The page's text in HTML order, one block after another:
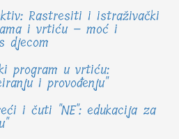
Rastresiti i istraživački
i vrtiću – moć i
djecom
program u vrtiću:
i provođenju"
i čuti "NE": edukacija za